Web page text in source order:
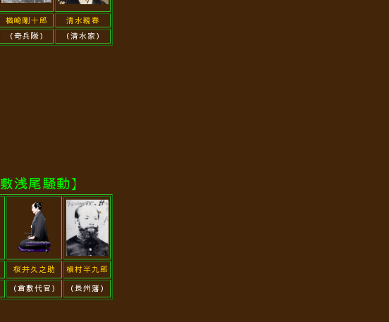
楢崎剛十郎
清水親春
（奇兵隊） （清水家）
浅尾騒動】
桜井久之助
槇村半九郎
（倉敷代官） （長州藩）